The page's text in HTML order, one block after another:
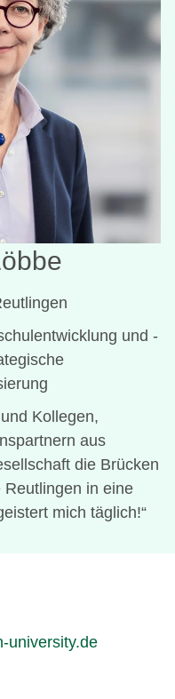
und -
Kollegen,
aus
die Brücken
in eine
mich täglich!“
university.de